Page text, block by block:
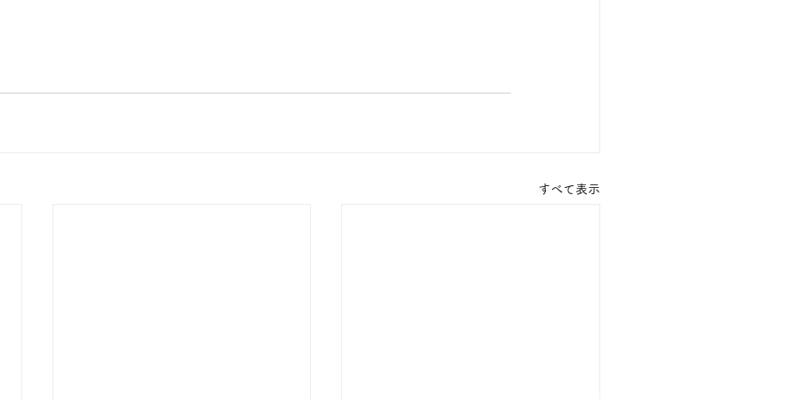
すべて表示